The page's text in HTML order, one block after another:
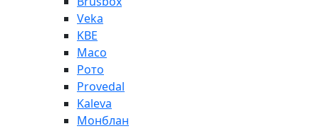
Veka
KBE
Maco
Рото
Provedal
Kaleva
Монблан